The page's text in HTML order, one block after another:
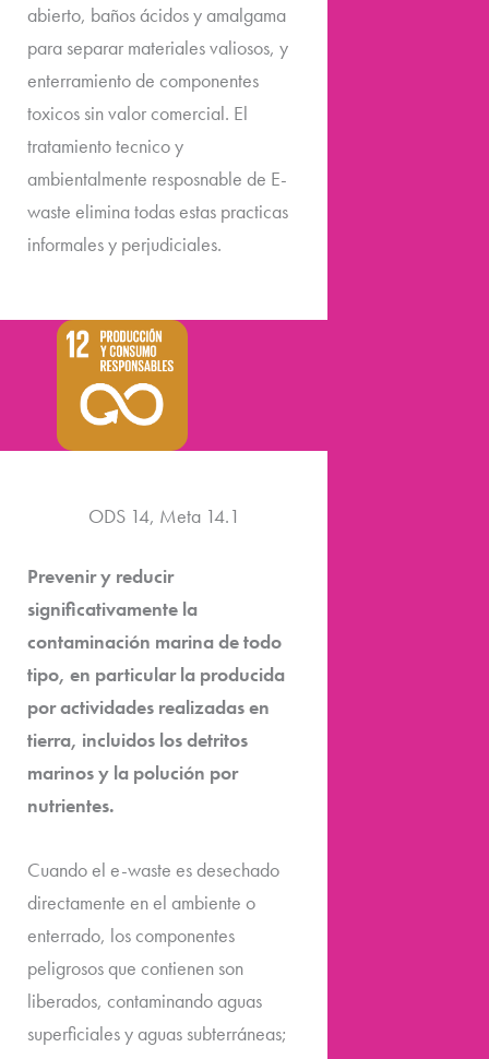
abierto, baños ácidos y amalgama
para separar materiales valiosos, y
enterramiento de componentes
toxicos sin valor comercial. El
tratamiento tecnico y
ambientalmente resposnable de E-
waste elimina todas estas practicas
informales y perjudiciales.
ODS 14, Meta 14.1
Prevenir y reducir
significativamente la
contaminación marina de todo
tipo, en particular la producida
por actividades realizadas en
tierra, incluidos los detritos
marinos y la polución por
nutrientes.
Cuando el e-waste es desechado
directamente en el ambiente o
enterrado, los componentes
peligrosos que contienen son
liberados, contaminando aguas
superficiales y aguas subterráneas;